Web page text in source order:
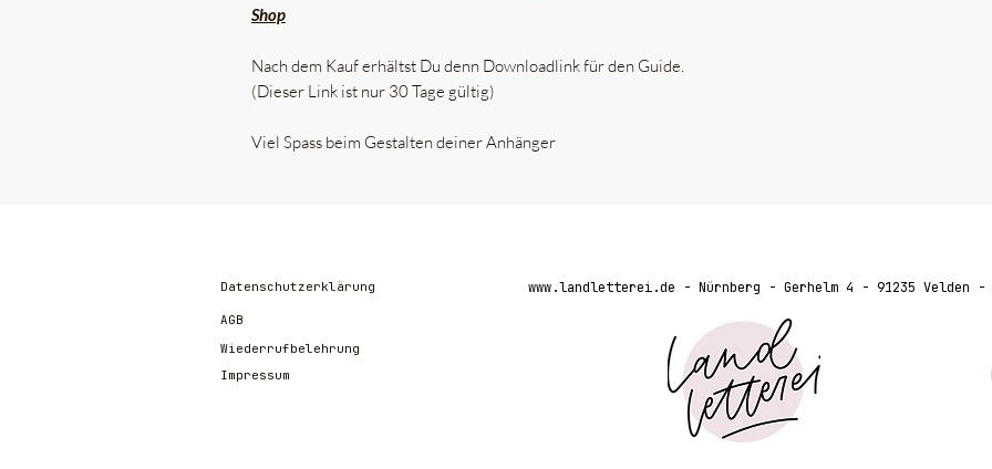
Shop
Nach dem Kauf erhältst Du denn Downloadlink für den Guide.
(Dieser Link ist nur 30 Tage gültig)
Viel Spass beim Gestalten deiner Anhänger
Datenschutzerklärung
AGB
Wiederrufbelehrung
Impressum
www.landletterei.de - Nürnberg - Gerhelm 4 - 91235 Velden -